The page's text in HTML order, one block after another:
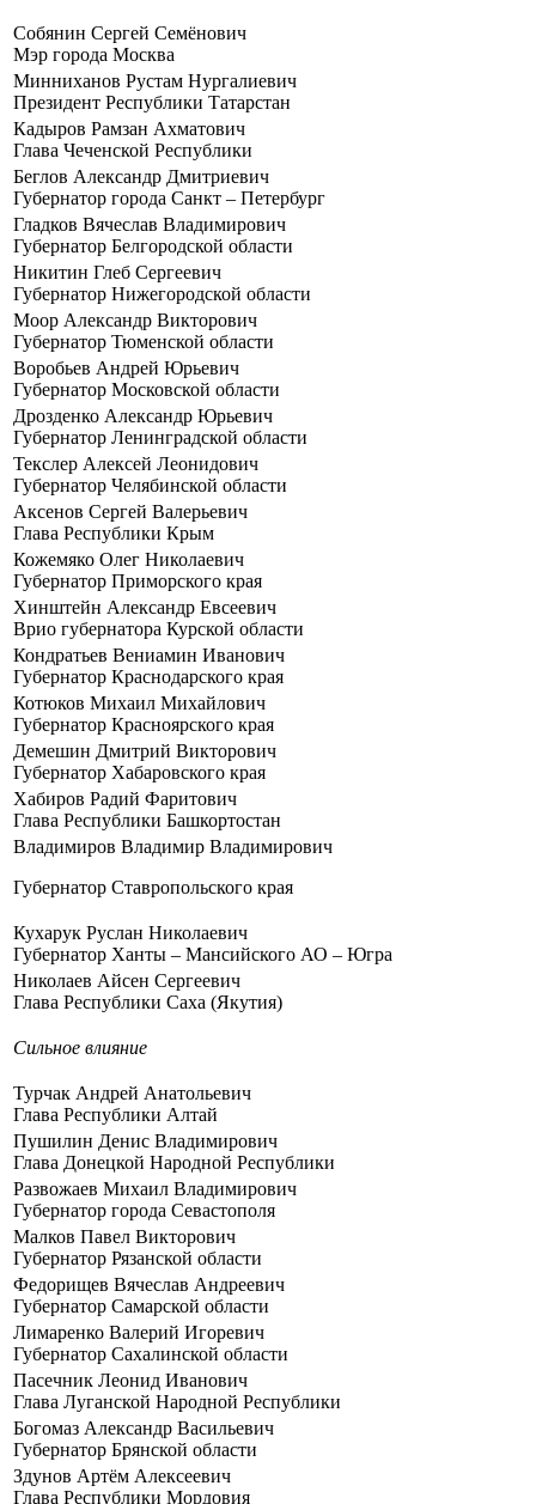
Со­бя­нин Сер­гей Се­мё­но­вич
Мэр го­ро­да Москва
Мин­ни­ха­нов Ру­стам Нур­га­ли­е­вич
Пре­зи­дент Рес­пуб­ли­ки Та­тар­стан
Ка­ды­ров Рам­зан Ах­ма­то­вич
Гла­ва Че­чен­ской Рес­пуб­ли­ки
Бег­лов Алек­сандр Дмит­ри­е­вич
Гу­бер­на­тор го­ро­да Санкт – Пе­тер­бург
Глад­ков Вя­че­слав Вла­ди­ми­ро­вич
Гу­бер­на­тор Бел­го­род­ской об­ла­сти
Ни­ки­тин Глеб Сер­ге­е­вич
Гу­бер­на­тор Ни­же­го­род­ской об­ла­сти
Моор Алек­сандр Вик­то­ро­вич
Гу­бер­на­тор Тю­мен­ской об­ла­сти
Во­ро­бьев Ан­дрей Юрье­вич
Гу­бер­на­тор Мос­ков­ской об­ла­сти
Дроз­ден­ко Алек­сандр Юрье­вич
Гу­бер­на­тор Ле­нин­град­ской об­ла­сти
Текслер Алек­сей Лео­ни­до­вич
Гу­бер­на­тор Че­ля­бин­ской об­ла­сти
Ак­се­нов Сер­гей Ва­ле­рье­вич
Гла­ва Рес­пуб­ли­ки Крым
Ко­же­мя­ко Олег Ни­ко­ла­е­вич
Гу­бер­на­тор При­мор­ско­го края
Хин­штейн Алек­сандр Ев­се­е­вич
Врио гу­бер­на­то­ра Кур­ской об­ла­сти
Кон­дра­тьев Ве­ни­а­мин Ива­но­вич
Гу­бер­на­тор Крас­но­дар­ско­го края
Ко­тю­ков Ми­ха­ил Ми­хай­ло­вич
Гу­бер­на­тор Крас­но­яр­ско­го края
Де­ме­шин Дмит­рий Вик­то­ро­вич
Гу­бер­на­тор Ха­ба­ров­ско­го края
Ха­би­ров Ра­дий Фа­ри­то­вич
Гла­ва Рес­пуб­ли­ки Баш­кор­то­стан
Вла­ди­ми­ров Вла­ди­мир Вла­ди­ми­ро­вич
Гу­бер­на­тор Став­ро­поль­ско­го края
Ку­ха­рук Рус­лан Ни­ко­ла­е­вич
Гу­бер­на­тор Хан­ты – Ман­сий­ско­го АО – Югра
Ни­ко­ла­ев Ай­сен Сер­ге­е­вич
Гла­ва Рес­пуб­ли­ки Саха (Яку­тия)
Силь­ное вли­я­ние
Тур­чак Ан­дрей Ана­то­лье­вич
Гла­ва Рес­пуб­ли­ки Ал­тай
Пу­ши­лин Де­нис Вла­ди­ми­ро­вич
Гла­ва До­нец­кой На­род­ной Рес­пуб­ли­ки
Раз­во­жа­ев Ми­ха­ил Вла­ди­ми­ро­вич
Гу­бер­на­тор го­ро­да Се­ва­сто­по­ля
Мал­ков Па­вел Вик­то­ро­вич
Гу­бер­на­тор Ря­зан­ской об­ла­сти
Фе­до­ри­щев Вя­че­слав Ан­дре­евич
Гу­бер­на­тор Са­мар­ской об­ла­сти
Ли­ма­рен­ко Ва­ле­рий Иго­ре­вич
Гу­бер­на­тор Са­ха­лин­ской об­ла­сти
Па­сеч­ник Лео­нид Ива­но­вич
Гла­ва Лу­ган­ской На­род­ной Рес­пуб­ли­ки
Бо­го­маз Алек­сандр Ва­си­лье­вич
Гу­бер­на­тор Брян­ской об­ла­сти
Зду­нов Ар­тём Алек­се­е­вич
Гла­ва Рес­пуб­ли­ки Мор­до­вия